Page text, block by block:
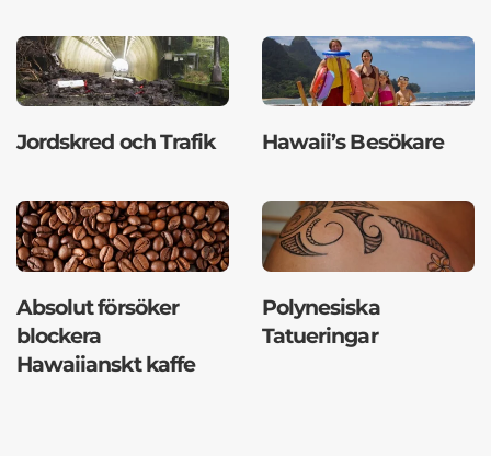
Jordskred och Trafik Hawaii’s Besökare
Absolut försöker
blockera
Hawaiianskt kaffe
Polynesiska
Tatueringar